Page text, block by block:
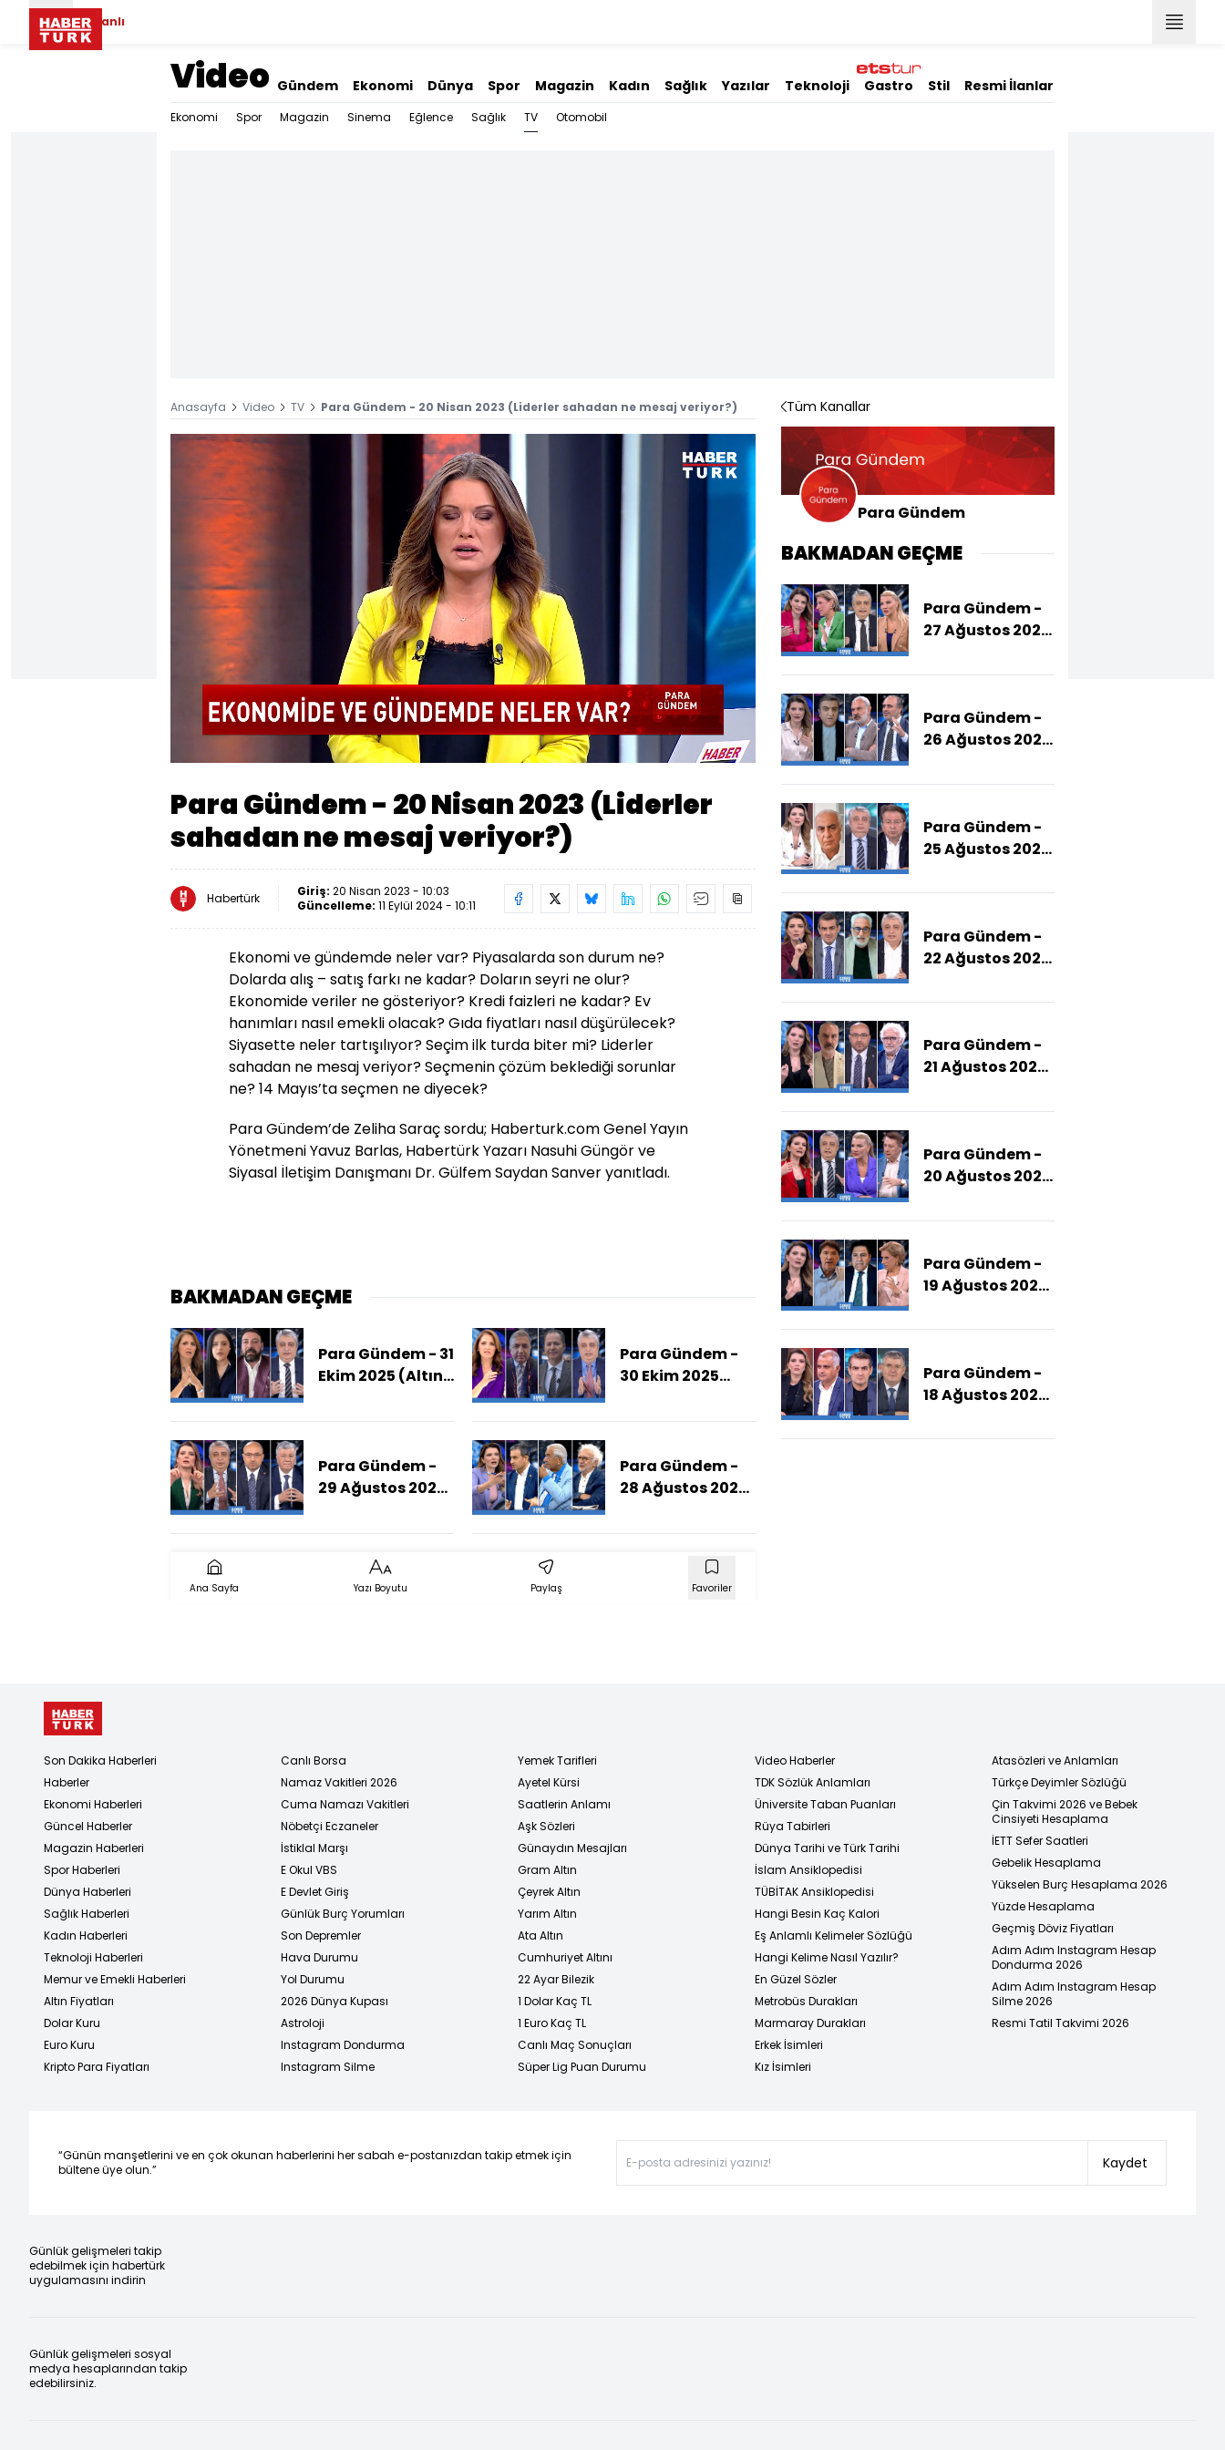
Canlı
Video Gündem Ekonomi Dünya Spor Magazin Kadın Sağlık Yazılar Teknoloji Gastro Stil Resmi İlanlar
Ekonomi Spor Magazin Sinema Eğlence Sağlık TV Otomobil
Anasayfa Video TV Para Gündem - 20 Nisan 2023 (Liderler sahadan ne mesaj veriyor?)
Yüklendi:
Oynatma
Hızı
Para Gündem - 20 Nisan 2023 (Liderler
sahadan ne mesaj veriyor?)
Habertürk Giriş: 20 Nisan 2023 - 10:03
Güncelleme: 11 Eylül 2024 - 10:11
Ekonomi ve gündemde neler var? Piyasalarda son durum ne?
Dolarda alış – satış farkı ne kadar? Doların seyri ne olur?
Ekonomide veriler ne gösteriyor? Kredi faizleri ne kadar? Ev
hanımları nasıl emekli olacak? Gıda fiyatları nasıl düşürülecek?
Siyasette neler tartışılıyor? Seçim ilk turda biter mi? Liderler
sahadan ne mesaj veriyor? Seçmenin çözüm beklediği sorunlar
ne? 14 Mayıs’ta seçmen ne diyecek?
Para Gündem’de Zeliha Saraç sordu; Haberturk.com Genel Yayın
Yönetmeni Yavuz Barlas, Habertürk Yazarı Nasuhi Güngör ve
Siyasal İletişim Danışmanı Dr. Gülfem Saydan Sanver yanıtladı.
BAKMADAN GEÇME
Para Gündem - 31
Ekim 2025 (Altın
Sonunda Ne
Para Gündem -
30 Ekim 2025
Sürecek Mi?)
Para Gündem -
29 Ağustos 2025
Türkiye Hangi
Nasıl Bir
Düzenleme
Para Gündem -
28 Ağustos 2025
Suçlanıyor?)
Ana Sayfa Yazı Boyutu Paylaş Favoriler
Tüm Kanallar
Para Gündem
BAKMADAN GEÇME
Para Gündem -
27 Ağustos 2025
Soruşturmalara
Para Gündem -
26 Ağustos 2025
Bırakma
Zaman
Tamamlayacak?)
Para Gündem -
25 Ağustos 2025
Hedefe Ne
Para Gündem -
22 Ağustos 2025
İddianamesi Ne
Olur,
Soruşturma
Mi?)
Para Gündem -
21 Ağustos 2025
Çalışmaları Ne
Bırakma Ne
Zaman
Para Gündem -
20 Ağustos 2025
Kadar Zam
Para Gündem -
19 Ağustos 2025
Kadar Zam
Para Gündem -
18 Ağustos 2025
Geçişler Devam
Son Dakika Haberleri
Haberler
Ekonomi Haberleri
Güncel Haberler
Magazin Haberleri
Spor Haberleri
Dünya Haberleri
Sağlık Haberleri
Kadın Haberleri
Teknoloji Haberleri
Memur ve Emekli Haberleri
Altın Fiyatları
Dolar Kuru
Euro Kuru
Kripto Para Fiyatları
Canlı Borsa
Namaz Vakitleri 2026
Cuma Namazı Vakitleri
Nöbetçi Eczaneler
İstiklal Marşı
E Okul VBS
E Devlet Giriş
Günlük Burç Yorumları
Son Depremler
Hava Durumu
Yol Durumu
2026 Dünya Kupası
Astroloji
Instagram Dondurma
Instagram Silme
Yemek Tarifleri
Ayetel Kürsi
Saatlerin Anlamı
Aşk Sözleri
Günaydın Mesajları
Gram Altın
Çeyrek Altın
Yarım Altın
Ata Altın
Cumhuriyet Altını
22 Ayar Bilezik
1 Dolar Kaç TL
1 Euro Kaç TL
Canlı Maç Sonuçları
Süper Lig Puan Durumu
Video Haberler
TDK Sözlük Anlamları
Üniversite Taban Puanları
Rüya Tabirleri
Dünya Tarihi ve Türk Tarihi
İslam Ansiklopedisi
TÜBİTAK Ansiklopedisi
Hangi Besin Kaç Kalori
Eş Anlamlı Kelimeler Sözlüğü
Hangi Kelime Nasıl Yazılır?
En Güzel Sözler
Metrobüs Durakları
Marmaray Durakları
Erkek İsimleri
Kız İsimleri
Atasözleri ve Anlamları
Türkçe Deyimler Sözlüğü
Çin Takvimi 2026 ve Bebek
Cinsiyeti Hesaplama
İETT Sefer Saatleri
Gebelik Hesaplama
Yükselen Burç Hesaplama 2026
Yüzde Hesaplama
Geçmiş Döviz Fiyatları
Adım Adım Instagram Hesap
Dondurma 2026
Adım Adım Instagram Hesap
Silme 2026
Resmi Tatil Takvimi 2026
“Günün manşetlerini ve en çok okunan haberlerini her sabah e-postanızdan takip etmek için
bültene üye olun.”
Kaydet
Günlük gelişmeleri takip
edebilmek için habertürk
uygulamasını indirin
Günlük gelişmeleri sosyal
medya hesaplarından takip
edebilirsiniz.